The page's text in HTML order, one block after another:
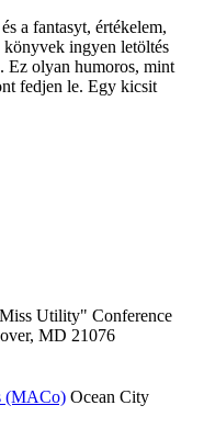
a fantasyt, értékelem,
ingyen letöltés
Ez olyan humoros, mint
fedjen le. Egy kicsit
Utility" Conference
MD 21076
(MACo) Ocean City